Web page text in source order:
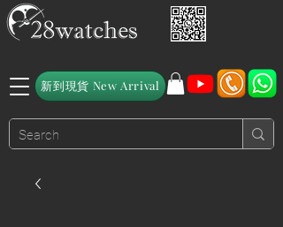
新到現貨 New Arrival